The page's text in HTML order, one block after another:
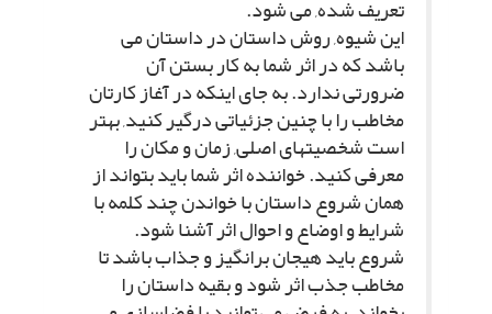
تعریف شده, مى شود.
این شیوه, روش داستان در داستان مى
باشد که در اثر شما به کار بستن آن
ضرورتى ندارد. به جاى اینکه در آغاز کارتان
مخاطب را با چنین جزئیاتى درگیر کنید, بهتر
است شخصیتهاى اصلى, زمان و مکان را
معرفى کنید. خواننده اثر شما باید بتواند از
همان شروع داستان با خواندن چند کلمه با
شرایط و اوضاع و احوال اثر آشنا شود.
شروع باید هیجان برانگیز و جذاب باشد تا
مخاطب جذب اثر شود و بقیه داستان را